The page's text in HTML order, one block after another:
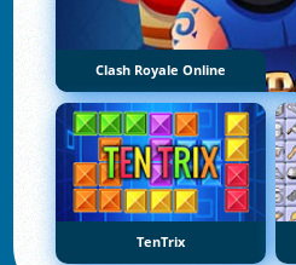
Clash Royale Online
TenTrix